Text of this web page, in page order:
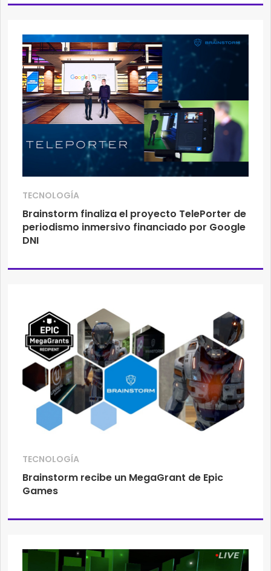
TECNOLOGÍA
Brainstorm finaliza el proyecto TelePorter de
periodismo inmersivo financiado por Google
DNI
TECNOLOGÍA
Brainstorm recibe un MegaGrant de Epic
Games